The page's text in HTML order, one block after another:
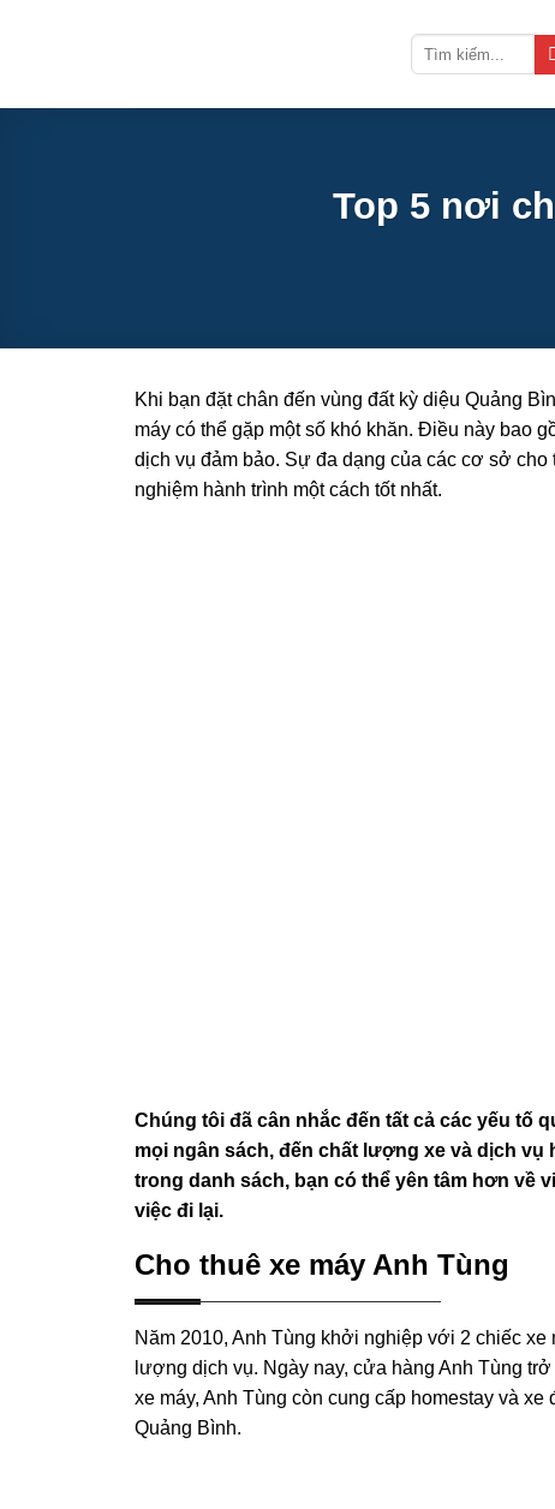
dung
Top 5 nơi
Khi bạn đặt chân đến vùng đất kỳ diệu Quảng
máy có thể gặp một số khó khăn. Điều này bao
dịch vụ đảm bảo. Sự đa dạng của các cơ sở
nghiệm hành trình một cách tốt nhất.
Chúng tôi đã cân nhắc đến tất cả các yếu tố
mọi ngân sách, đến chất lượng xe và dịch
trong danh sách, bạn có thể yên tâm hơn về
việc đi lại.
Cho thuê xe máy Anh Tùng
Năm 2010, Anh Tùng khởi nghiệp với 2 chiếc
lượng dịch vụ. Ngày nay, cửa hàng Anh Tùng
xe máy, Anh Tùng còn cung cấp homestay và
Quảng Bình.